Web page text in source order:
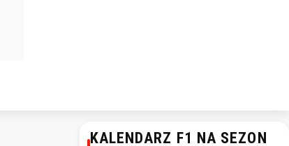
KALENDARZ F1 NA SEZON